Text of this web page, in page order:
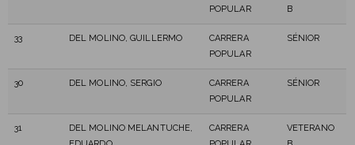
POPULAR
B
33 DEL MOLINO, GUILLERMO
CARRERA
POPULAR
SÉNIOR
30 DEL MOLINO, SERGIO
CARRERA
POPULAR
SÉNIOR
31
DEL MOLINO MELANTUCHE,
CARRERA
VETERANO